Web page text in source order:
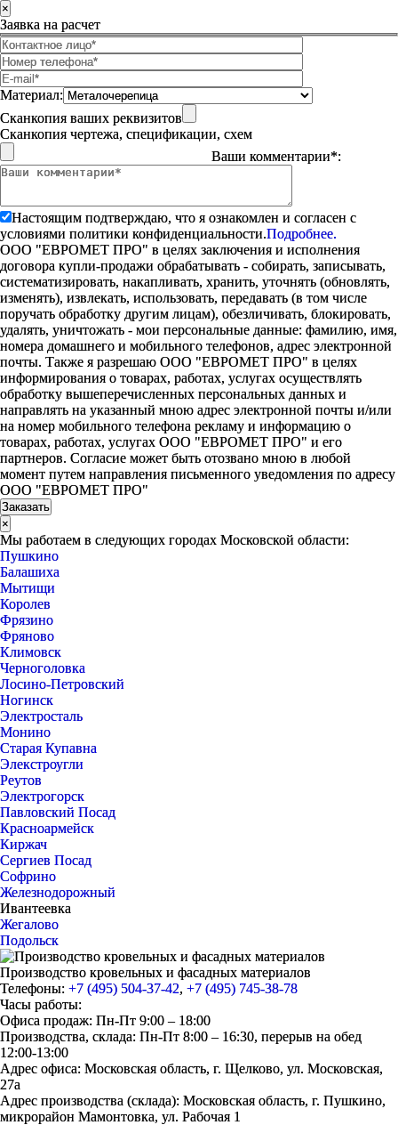
×
Заявка на расчет
Материал:
Сканкопия ваших реквизитов
Сканкопия чертежа, спецификации, схем
Ваши комментарии*:
Настоящим подтверждаю, что я ознакомлен и согласен с
условиями политики конфиденциальности.Подробнее.
ООО "ЕВРОМЕТ ПРО" в целях заключения и исполнения
договора купли-продажи обрабатывать - собирать, записывать,
систематизировать, накапливать, хранить, уточнять (обновлять,
изменять), извлекать, использовать, передавать (в том числе
поручать обработку другим лицам), обезличивать, блокировать,
удалять, уничтожать - мои персональные данные: фамилию, имя,
номера домашнего и мобильного телефонов, адрес электронной
почты. Также я разрешаю ООО "ЕВРОМЕТ ПРО" в целях
информирования о товарах, работах, услугах осуществлять
обработку вышеперечисленных персональных данных и
направлять на указанный мною адрес электронной почты и/или
на номер мобильного телефона рекламу и информацию о
товарах, работах, услугах ООО "ЕВРОМЕТ ПРО" и его
партнеров. Согласие может быть отозвано мною в любой
момент путем направления письменного уведомления по адресу
ООО "ЕВРОМЕТ ПРО"
×
Мы работаем в следующих городах Московской области:
Пушкино
Балашиха
Мытищи
Королев
Фрязино
Фряново
Климовск
Черноголовка
Лосино-Петровский
Ногинск
Электросталь
Монино
Старая Купавна
Элекстроугли
Реутов
Электрогорск
Павловский Посад
Красноармейск
Киржач
Сергиев Посад
Софрино
Железнодорожный
Ивантеевка
Жегалово
Подольск
Производство кровельных и фасадных материалов
Телефоны: +7 (495) 504-37-42, +7 (495) 745-38-78
Часы работы:
Офиса продаж: Пн-Пт 9:00 – 18:00
Производства, склада: Пн-Пт 8:00 – 16:30, перерыв на обед
12:00-13:00
Адрес офиса: Московская область, г. Щелково, ул. Московская,
27а
Адрес производства (склада): Московская область, г. Пушкино,
микрорайон Мамонтовка, ул. Рабочая 1